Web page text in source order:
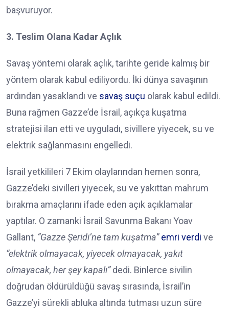
başvuruyor.
3. Teslim Olana Kadar Açlık
Savaş yöntemi olarak açlık, tarihte geride kalmış bir
yöntem olarak kabul ediliyordu. İki dünya savaşının
ardından yasaklandı ve savaş suçu olarak kabul edildi.
Buna rağmen Gazze’de İsrail, açıkça kuşatma
stratejisi ilan etti ve uyguladı, sivillere yiyecek, su ve
elektrik sağlanmasını engelledi.
İsrail yetkilileri 7 Ekim olaylarından hemen sonra,
Gazze’deki sivilleri yiyecek, su ve yakıttan mahrum
bırakma amaçlarını ifade eden açık açıklamalar
yaptılar. O zamanki İsrail Savunma Bakanı Yoav
Gallant, “Gazze Şeridi’ne tam kuşatma” emri verdi ve
“elektrik olmayacak, yiyecek olmayacak, yakıt
olmayacak, her şey kapalı”dedi. Binlerce sivilin
doğrudan öldürüldüğü savaş sırasında, İsrail’in
Gazze’yi sürekli abluka altında tutması uzun süre